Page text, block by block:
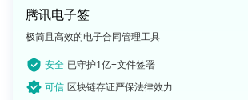
腾讯电子签
极简且高效的电子合同管理工具
安全 已守护1亿+文件签署
可信 区块链存证严保法律效力